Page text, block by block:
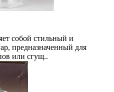
собой стильный и
предназначенный для
или сгущ..